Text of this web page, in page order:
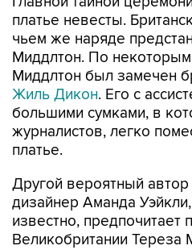
платье невесты.
чьем же наряде
Миддлтон. По
Миддлтон был замечен
Жиль Дикон. Его с
большими сумками, в
журналистов, легко
платье.
Другой вероятный
дизайнер Аманда
известно, предпочитает
Великобритании Тереза